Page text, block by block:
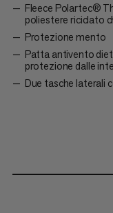
Fleece Polartec®
poliestere riciclato
Protezione mento
Patta antivento
protezione dalle
Due tasche laterali